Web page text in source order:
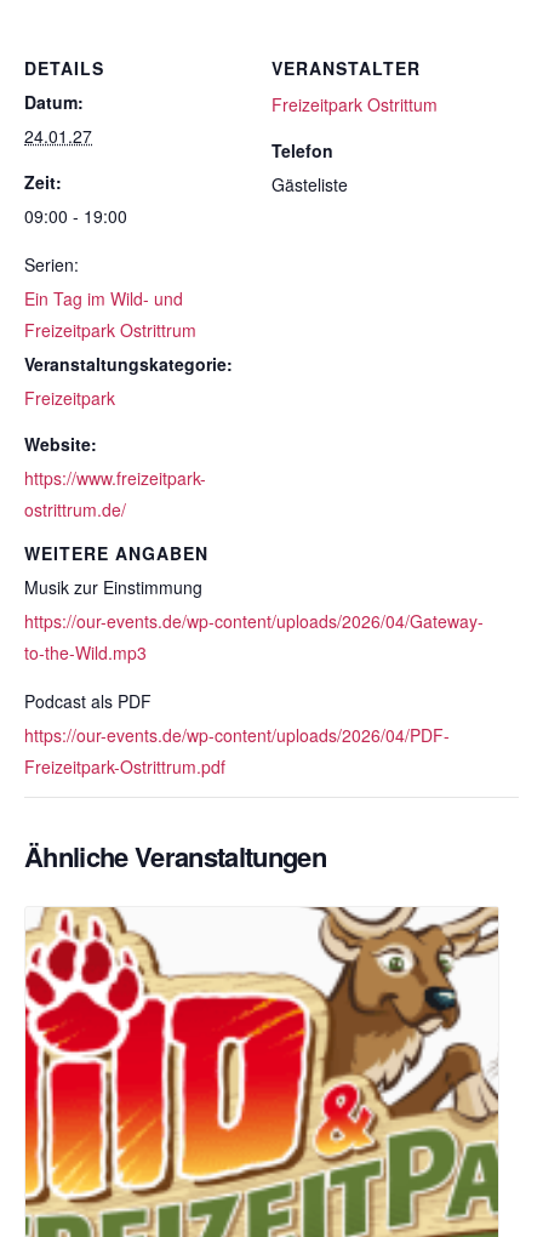
DETAILS
Datum:
24.01.27
Zeit:
09:00 - 19:00
Serien:
Ein Tag im Wild- und
Freizeitpark Ostrittrum
Veranstaltungskategorie:
Freizeitpark
Website:
https://www.freizeitpark-
ostrittrum.de/
VERANSTALTER
Freizeitpark Ostrittum
Telefon
Gästeliste
WEITERE ANGABEN
Musik zur Einstimmung
https://our-events.de/wp-content/uploads/2026/04/Gateway-
to-the-Wild.mp3
Podcast als PDF
https://our-events.de/wp-content/uploads/2026/04/PDF-
Freizeitpark-Ostrittrum.pdf
Ähnliche Veranstaltungen